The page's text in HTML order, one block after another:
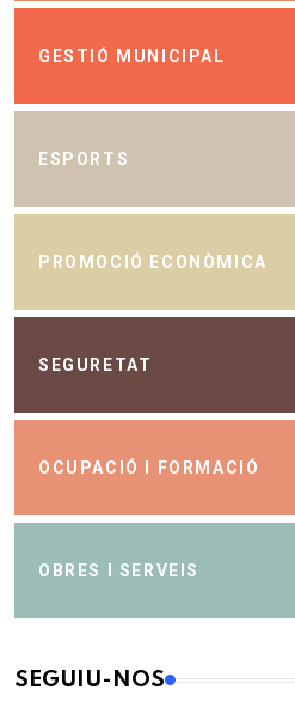
GESTIÓ MUNICIPAL
ESPORTS
PROMOCIÓ ECONÒMICA
SEGURETAT
OCUPACIÓ I FORMACIÓ
OBRES I SERVEIS
SEGUIU-NOS